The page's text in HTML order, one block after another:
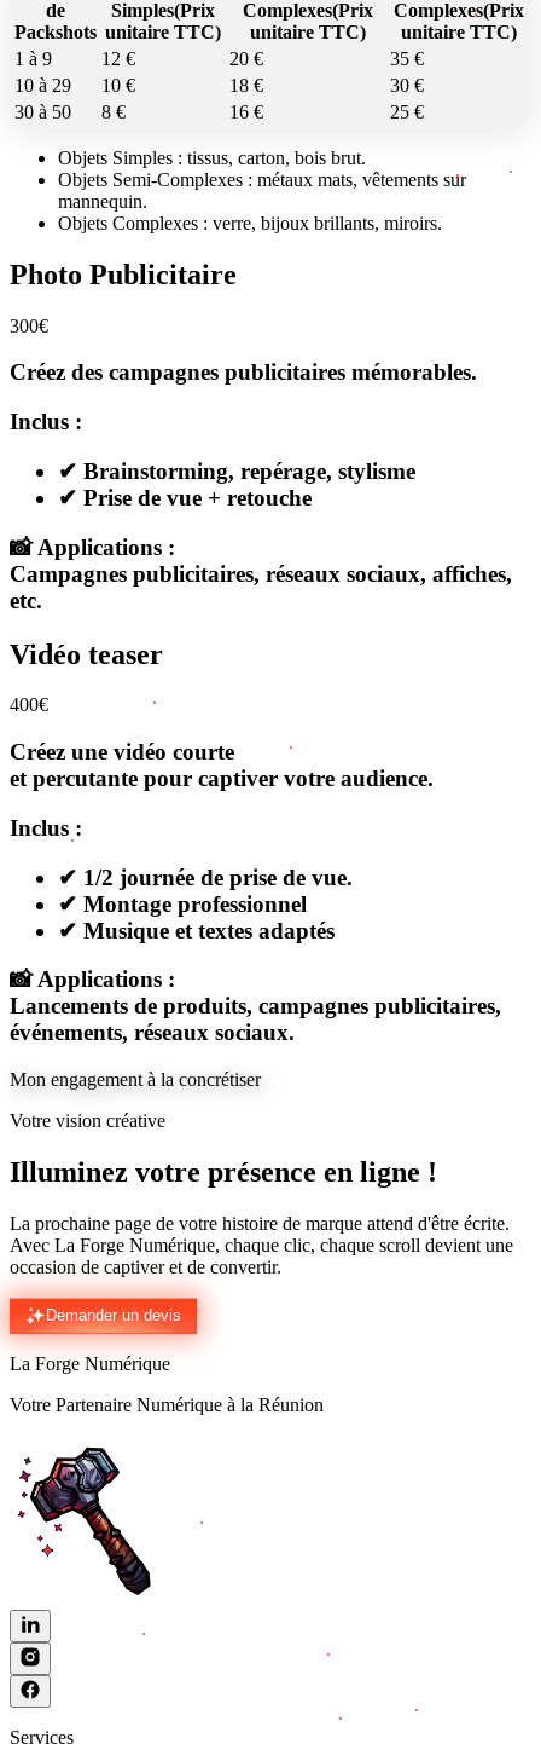
de
Packshots
Simples(Prix
unitaire TTC)
Complexes(Prix
unitaire TTC)
Complexes(Prix
unitaire TTC)
1 à 9
12 € 20 €
35 €
10 à 29
10 € 18 €
30 €
30 à 50
8 € 16 € 25 €
Objets Simples : tissus, carton, bois brut.
Objets Semi-Complexes : métaux mats, vêtements sur
mannequin.
Objets Complexes : verre, bijoux brillants, miroirs.
Photo Publicitaire
300€
Créez des campagnes publicitaires mémorables.
Inclus :
✔ Brainstorming, repérage, stylisme
✔ Prise de vue + retouche
📸 Applications :
Campagnes publicitaires, réseaux sociaux, affiches,
etc.
Vidéo teaser
400€
Créez une vidéo courte
et percutante pour captiver votre audience.
Inclus :
✔ 1/2 journée de prise de vue.
✔ Montage professionnel
✔ Musique et textes adaptés
📸 Applications :
Lancements de produits, campagnes publicitaires,
événements, réseaux sociaux.
Mon engagement à la concrétiser
Votre vision créative
Illuminez votre présence en ligne !
La prochaine page de votre histoire de marque attend d'être écrite.
Avec La Forge Numérique, chaque clic, chaque scroll devient une
occasion de captiver et de convertir.
Demander un devis
La Forge Numérique
Votre Partenaire Numérique à la Réunion
Services